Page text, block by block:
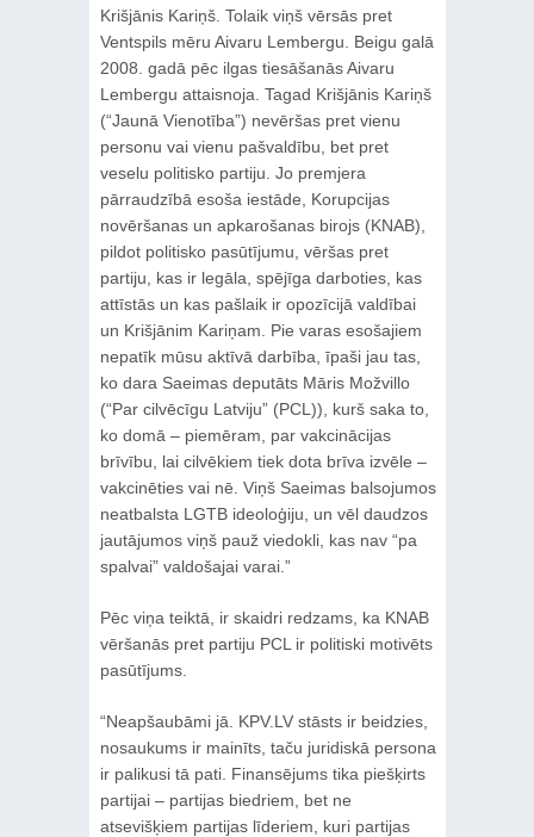
Krišjānis Kariņš. Tolaik viņš vērsās pret
Ventspils mēru Aivaru Lembergu. Beigu galā
2008. gadā pēc ilgas tiesāšanās Aivaru
Lembergu attaisnoja. Tagad Krišjānis Kariņš
(“Jaunā Vienotība”) nevēršas pret vienu
personu vai vienu pašvaldību, bet pret
veselu politisko partiju. Jo premjera
pārraudzībā esoša iestāde, Korupcijas
novēršanas un apkarošanas birojs (KNAB),
pildot politisko pasūtījumu, vēršas pret
partiju, kas ir legāla, spējīga darboties, kas
attīstās un kas pašlaik ir opozīcijā valdībai
un Krišjānim Kariņam. Pie varas esošajiem
nepatīk mūsu aktīvā darbība, īpaši jau tas,
ko dara Saeimas deputāts Māris Možvillo
(“Par cilvēcīgu Latviju” (PCL)), kurš saka to,
ko domā – piemēram, par vakcinācijas
brīvību, lai cilvēkiem tiek dota brīva izvēle –
vakcinēties vai nē. Viņš Saeimas balsojumos
neatbalsta LGTB ideoloģiju, un vēl daudzos
jautājumos viņš pauž viedokli, kas nav “pa
spalvai” valdošajai varai.”
Pēc viņa teiktā, ir skaidri redzams, ka KNAB
vēršanās pret partiju PCL ir politiski motivēts
pasūtījums.
“Neapšaubāmi jā. KPV.LV stāsts ir beidzies,
nosaukums ir mainīts, taču juridiskā persona
ir palikusi tā pati. Finansējums tika piešķirts
partijai – partijas biedriem, bet ne
atsevišķiem partijas līderiem, kuri partijas